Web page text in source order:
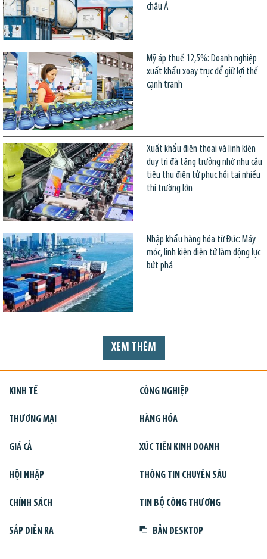
châu Á
Mỹ áp thuế 12,5%: Doanh nghiệp
xuất khẩu xoay trục để giữ lợi thế
cạnh tranh
Xuất khẩu điện thoại và linh kiện
duy trì đà tăng trưởng nhờ nhu cầu
tiêu thụ điện tử phục hồi tại nhiều
thị trường lớn
Nhập khẩu hàng hóa từ Đức: Máy
móc, linh kiện điện tử làm động lực
bứt phá
XEM THÊM
KINH TẾ CÔNG NGHIỆP
THƯƠNG MẠI HÀNG HÓA
GIÁ CẢ XÚC TIẾN KINH DOANH
HỘI NHẬP THÔNG TIN CHUYÊN SÂU
CHÍNH SÁCH TIN BỘ CÔNG THƯƠNG
SẮP DIỄN RA BẢN DESKTOP